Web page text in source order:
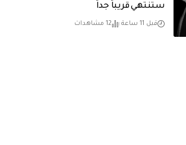
ستنتهي قريباً جداً
قبل 11 ساعة 12 مشاهدات